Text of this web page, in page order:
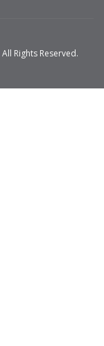
All Rights Reserved.